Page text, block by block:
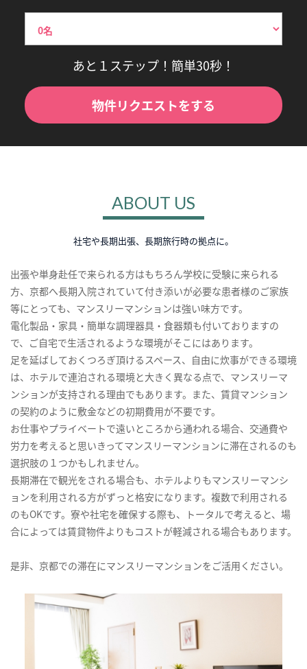
あと１ステップ！簡単30秒！
物件リクエストをする
ABOUT US
社宅や長期出張、長期旅行時の拠点に。
出張や単身赴任で来られる方はもちろん学校に受験に来られる
方、京都へ長期入院されていて付き添いが必要な患者様のご家族
等にとっても、マンスリーマンションは強い味方です。
電化製品・家具・簡単な調理器具・食器類も付いておりますの
で、ご自宅で生活されるような環境がそこにはあります。
足を延ばしておくつろぎ頂けるスペース、自由に炊事ができる環境
は、ホテルで連泊される環境と大きく異なる点で、マンスリーマ
ンションが支持される理由でもあります。また、賃貸マンション
の契約のように敷金などの初期費用が不要です。
お仕事やプライベートで遠いところから通われる場合、交通費や
労力を考えると思いきってマンスリーマンションに滞在されるのも
選択肢の１つかもしれません。
長期滞在で観光をされる場合も、ホテルよりもマンスリーマンシ
ョンを利用される方がずっと格安になります。複数で利用される
のもOKです。寮や社宅を確保する際も、トータルで考えると、場
合によっては賃貸物件よりもコストが軽減される場合もあります。
是非、京都での滞在にマンスリーマンションをご活用ください。